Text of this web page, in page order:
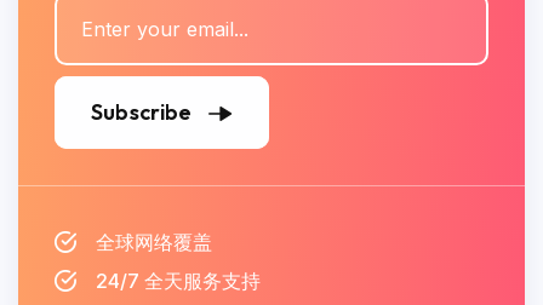
Subscribe
全球网络覆盖
24/7 全天服务支持